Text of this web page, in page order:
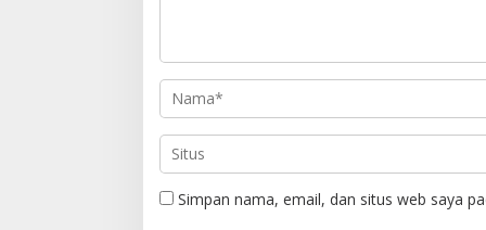
Simpan nama, email, dan situs web saya